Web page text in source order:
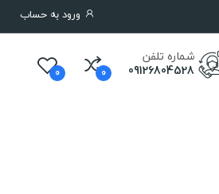
ورود به حساب
شماره تلفن
09126804528
0
0